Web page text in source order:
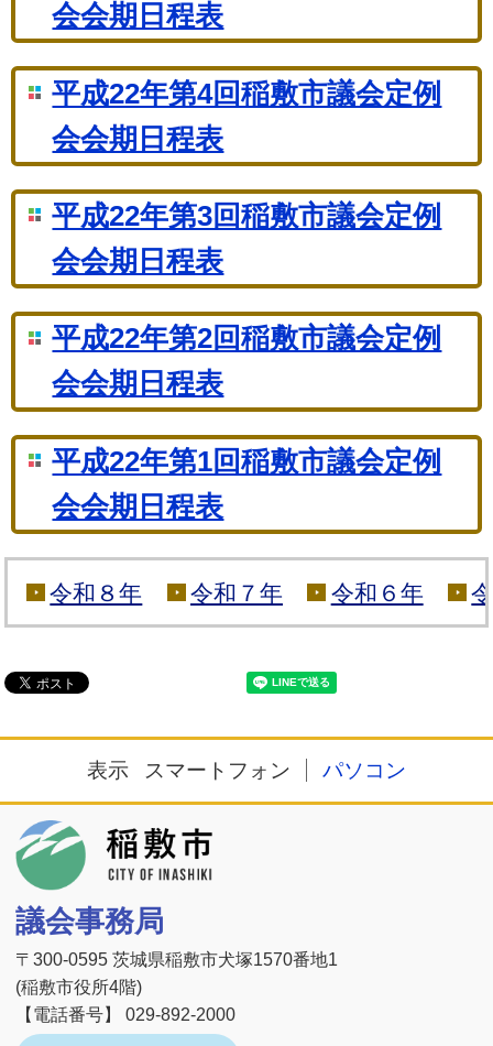
会会期日程表
平成22年第4回稲敷市議会定例
会会期日程表
平成22年第3回稲敷市議会定例
会会期日程表
平成22年第2回稲敷市議会定例
会会期日程表
平成22年第1回稲敷市議会定例
会会期日程表
令和８年 令和７年 令和６年
表示 スマートフォン パソコン
議会事務局
〒300-0595 茨城県稲敷市犬塚1570番地1
(稲敷市役所4階)
【電話番号】 029-892-2000